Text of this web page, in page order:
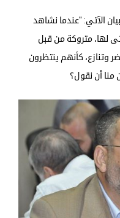
الآتي: "عندما نشاهد
لها، متروكة من قبل
وتنازع، كأنهم ينتظرون
منا أن نقول؟